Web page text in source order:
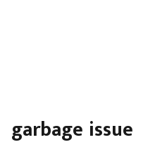
garbage issue